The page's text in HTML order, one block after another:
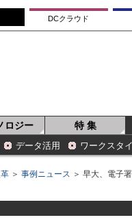
DCクラウド
ロジー 特 集
データ活用 ワークスタ
＞ 事例ニュース ＞ 早大、電子